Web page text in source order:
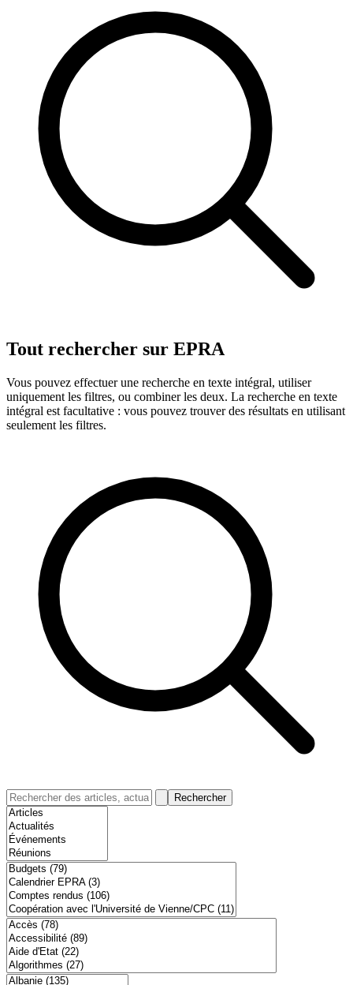
Tout rechercher sur EPRA
Vous pouvez effectuer une recherche en texte intégral, utiliser
uniquement les filtres, ou combiner les deux. La recherche en texte
intégral est facultative : vous pouvez trouver des résultats en utilisant
seulement les filtres.
Rechercher